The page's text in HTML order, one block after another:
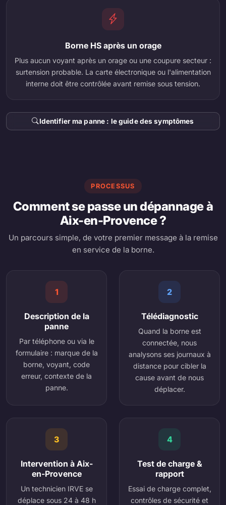
Borne HS après un orage
Plus aucun voyant après un orage ou une coupure secteur :
surtension probable. La carte électronique ou l'alimentation
interne doit être contrôlée avant remise sous tension.
Identifier ma panne : le guide des symptômes
PROCESSUS
Comment se passe un dépannage à
Aix-en-Provence ?
Un parcours simple, de votre premier message à la remise
en service de la borne.
1
Description de la
panne
Par téléphone ou via le
formulaire : marque de la
borne, voyant, code
erreur, contexte de la
panne.
2
Télédiagnostic
Quand la borne est
connectée, nous
analysons ses journaux à
distance pour cibler la
cause avant de nous
déplacer.
3
Intervention à Aix-
en-Provence
Un technicien IRVE se
déplace sous 24 à 48 h
4
Test de charge &
rapport
Essai de charge complet,
contrôles de sécurité et